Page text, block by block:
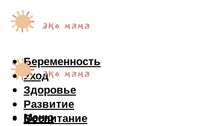
Беременность
Уход
Здоровье
Развитие
Воспитание
Меню